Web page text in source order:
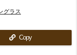
グラス
Copy